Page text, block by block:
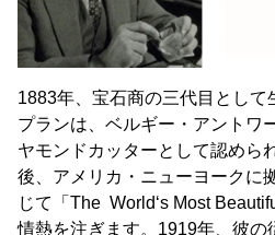
1883年、宝石商の三代目として
プランは、ベルギー・アントワ
ヤモンドカッターとして認めら
後、アメリカ・ニューヨークに
じて「The World‘s Most
情熱を注ぎます。1919年、彼の